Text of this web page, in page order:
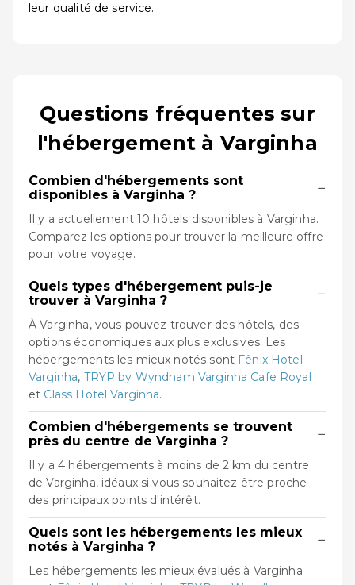
leur qualité de service.
Questions fréquentes sur
l'hébergement à Varginha
Combien d'hébergements sont
disponibles à Varginha ?
−
Il y a actuellement 10 hôtels disponibles à Varginha.
Comparez les options pour trouver la meilleure offre
pour votre voyage.
Quels types d'hébergement puis-je
trouver à Varginha ?
−
À Varginha, vous pouvez trouver des hôtels, des
options économiques aux plus exclusives. Les
hébergements les mieux notés sont Fênix Hotel
Varginha, TRYP by Wyndham Varginha Cafe Royal
et Class Hotel Varginha.
Combien d'hébergements se trouvent
près du centre de Varginha ?
−
Il y a 4 hébergements à moins de 2 km du centre
de Varginha, idéaux si vous souhaitez être proche
des principaux points d'intérêt.
Quels sont les hébergements les mieux
notés à Varginha ?
−
Les hébergements les mieux évalués à Varginha